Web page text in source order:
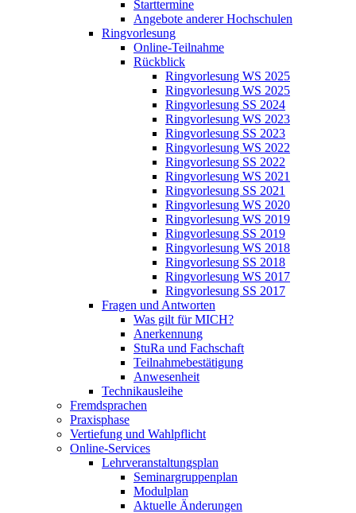
Starttermine
Angebote anderer Hochschulen
Ringvorlesung
Online-Teilnahme
Rückblick
Ringvorlesung WS 2025
Ringvorlesung WS 2025
Ringvorlesung SS 2024
Ringvorlesung WS 2023
Ringvorlesung SS 2023
Ringvorlesung WS 2022
Ringvorlesung SS 2022
Ringvorlesung WS 2021
Ringvorlesung SS 2021
Ringvorlesung WS 2020
Ringvorlesung WS 2019
Ringvorlesung SS 2019
Ringvorlesung WS 2018
Ringvorlesung SS 2018
Ringvorlesung WS 2017
Ringvorlesung SS 2017
Fragen und Antworten
Was gilt für MICH?
Anerkennung
StuRa und Fachschaft
Teilnahmebestätigung
Anwesenheit
Technikausleihe
Fremdsprachen
Praxisphase
Vertiefung und Wahlpflicht
Online-Services
Lehrveranstaltungsplan
Seminargruppenplan
Modulplan
Aktuelle Änderungen